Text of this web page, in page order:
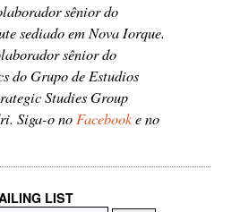
sênior do
sediado em Nova Iorque.
sênior do
do Grupo de Estudios
Studies Group
Siga-o no Facebooke no
LIST